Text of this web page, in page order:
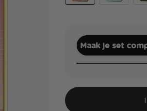
Maak je set